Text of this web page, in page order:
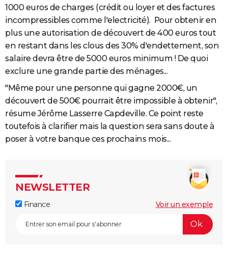
1000 euros de charges (crédit ou loyer et des factures
incompressibles comme l'electricité). Pour obtenir en
plus une autorisation de découvert de 400 euros tout
en restant dans les clous des 30% d'endettement, son
salaire devra être de 5000 euros minimum ! De quoi
exclure une grande partie des ménages...
"Même pour une personne qui gagne 2000€, un
découvert de 500€ pourrait être impossible à obtenir",
résume Jérôme Lasserre Capdeville. Ce point reste
toutefois à clarifier mais la question sera sans doute à
poser à votre banque ces prochains mois...
NEWSLETTER
Finance Voir un exemple